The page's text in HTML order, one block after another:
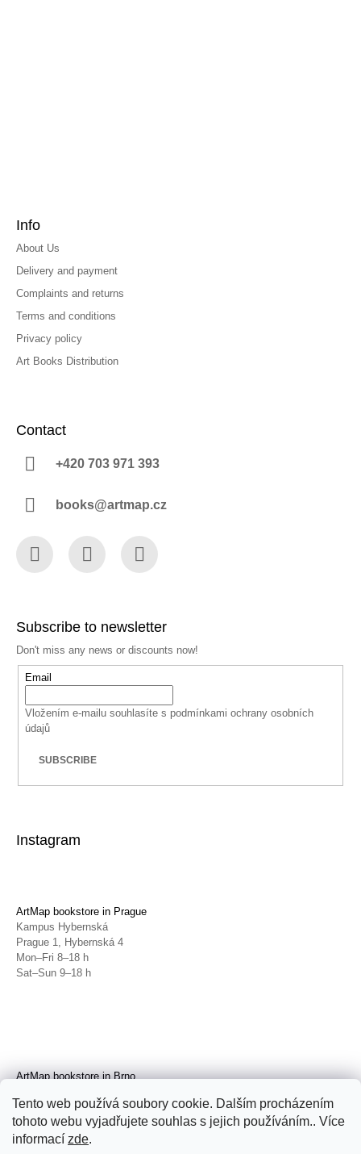
Tento web používá soubory cookie. Dalším procházením
tohoto webu vyjadřujete souhlas s jejich používáním.. Více
informací zde.
Info
About Us
Delivery and payment
Complaints and returns
Terms and conditions
Privacy policy
Art Books Distribution
Contact
+420 703 971 393
books@artmap.cz
Subscribe to newsletter
Don't miss any news or discounts now!
Email
Vložením e-mailu souhlasíte s podmínkami ochrany osobních
údajů
SUBSCRIBE
Instagram
ArtMap bookstore in Prague
Kampus Hybernská
Prague 1, Hybernská 4
Mon–Fri 8–18 h
Sat–Sun 9–18 h
ArtMap bookstore in Brno
Brno, Radnická 4
Tue–Fri 11–19 h
Sat 14–19 h